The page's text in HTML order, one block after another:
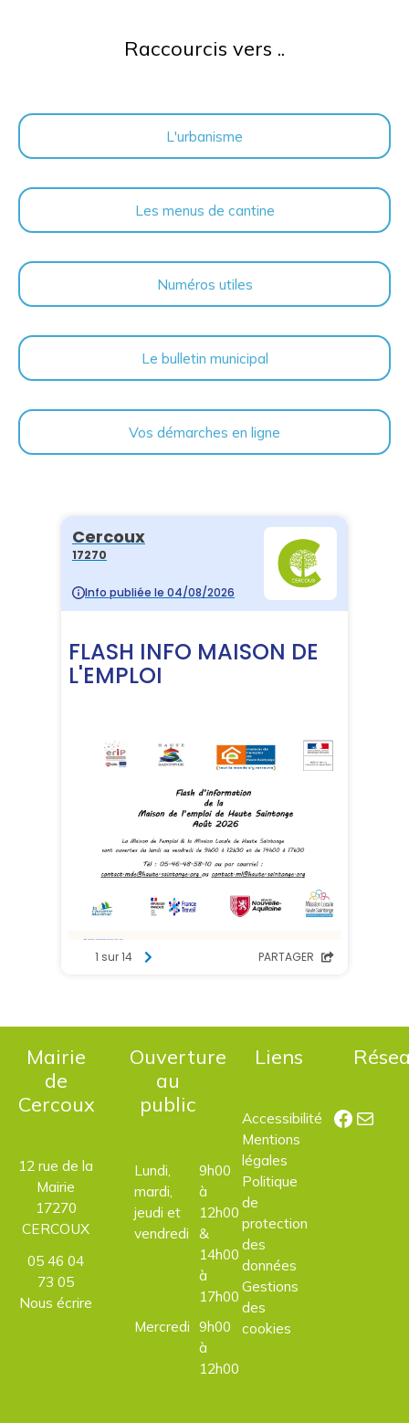
Raccourcis vers ..
L'urbanisme
Les menus de cantine
Numéros utiles
Le bulletin municipal
Vos démarches en ligne
Mairie
de
Cercoux
12 rue de la
Mairie
17270
CERCOUX
05 46 04
73 05
Nous écrire
Ouverture
au
public
Lundi,
mardi,
jeudi et
vendredi
9h00
à
12h00
&
14h00
à
17h00
Mercredi 9h00
à
12h00
Liens
Accessibilité
Mentions
légales
Politique
de
protection
des
données
Gestions
des
cookies
E-mail